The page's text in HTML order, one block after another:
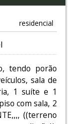
residencial
tendo porão
sala de
1 suíte e 1
com sala, 2
((terreno